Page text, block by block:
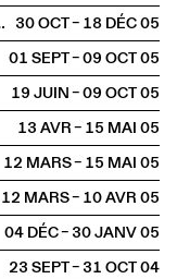
CUI XIUWEN 30 OCT – 18 DÉC2005
01 SEPT – 09 OCT2005
19 JUIN – 09 OCT2005
13 AVR – 15 MAI2005
12 MARS – 15 MAI2005
12 MARS – 10 AVR2005
04 DÉC – 30 JANV2005
23 SEPT – 31 OCT2004